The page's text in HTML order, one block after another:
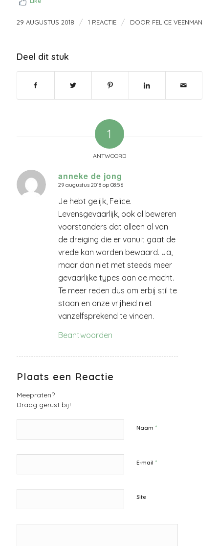
29 AUGUSTUS 2018 / 1 REACTIE / DOOR FELICE VEENMAN
Deel dit stuk
1
ANTWOORD
anneke de jong
zegt:
29 augustus 2018 op 08:56
Je hebt gelijk, Felice.
Levensgevaarlijk, ook al beweren
voorstanders dat alleen al van
de dreiging die er vanuit gaat de
vrede kan worden bewaard. Ja,
maar dan niet met steeds meer
gevaarlijke types aan de macht.
Te meer reden dus om erbij stil te
staan en onze vrijheid niet
vanzelfsprekend te vinden.
Beantwoorden
Plaats een Reactie
Meepraten?
Draag gerust bij!
Naam *
E-mail *
Site